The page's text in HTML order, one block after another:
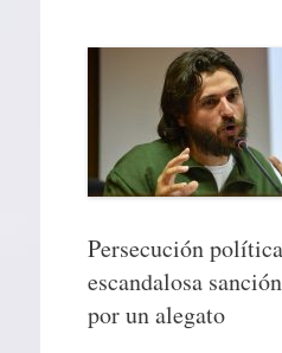
Persecución
escandalosa
por un alegato